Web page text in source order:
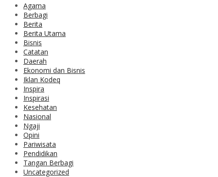
Agama
Berbagi
Berita
Berita Utama
Bisnis
Catatan
Daerah
Ekonomi dan Bisnis
Iklan Kodeq
Inspira
Inspirasi
Kesehatan
Nasional
Ngaji
Opini
Pariwisata
Pendidikan
Tangan Berbagi
Uncategorized